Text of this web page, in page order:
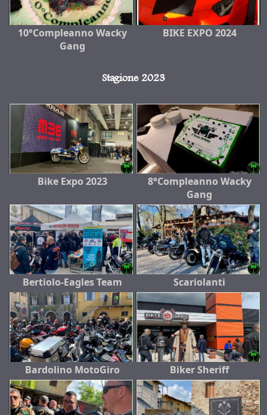
10°Compleanno Wacky
Gang
BIKE EXPO 2024
Stagione 2023
Bike Expo 2023
8°Compleanno Wacky
Gang
Bertiolo-Eagles Team Scariolanti
Bardolino MotoGiro Biker Sheriff